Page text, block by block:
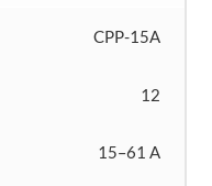
CPP-15A
12
15–61 A